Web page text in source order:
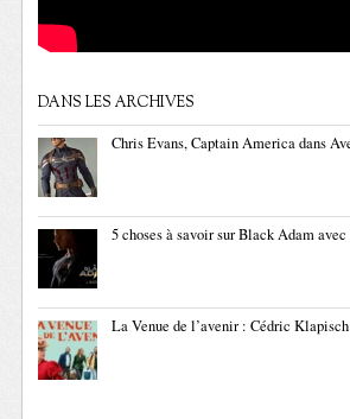
DANS LES ARCHIVES
Chris Evans, Captain America dans
5 choses à savoir sur Black Adam
La Venue de l’avenir : Cédric